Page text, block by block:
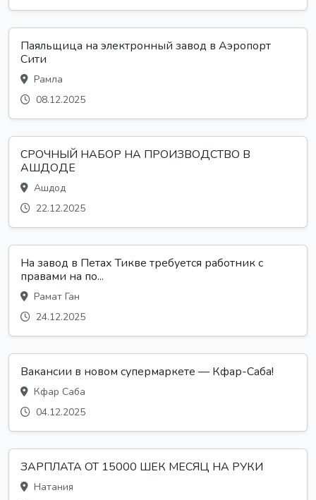
Паяльщица на электронный завод в Аэропорт
Сити
Рамла
08.12.2025
СРОЧНЫЙ НАБОР НА ПРОИЗВОДСТВО В
АШДОДЕ
Ашдод
22.12.2025
На завод в Петах Тикве требуется работник с
правами на по...
Рамат Ган
24.12.2025
Вакансии в новом супермаркете — Кфар-Саба!
Кфар Саба
04.12.2025
ЗАРПЛАТА ОТ 15000 ШЕК МЕСЯЦ НА РУКИ
Натания